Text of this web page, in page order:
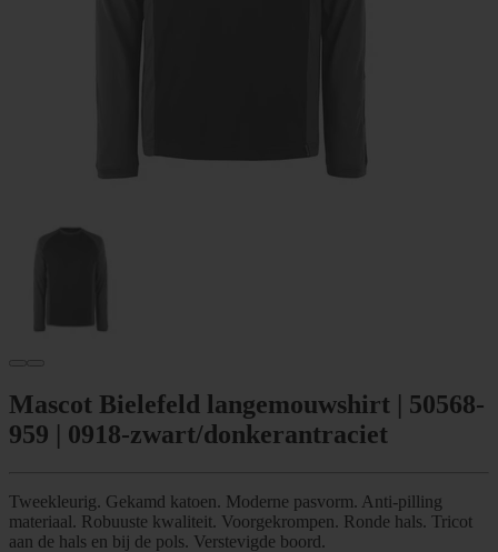
Mascot Bielefeld langemouwshirt | 50568-
959 | 0918-zwart/donkerantraciet
Tweekleurig. Gekamd katoen. Moderne pasvorm. Anti-pilling
materiaal. Robuuste kwaliteit. Voorgekrompen. Ronde hals. Tricot
aan de hals en bij de pols. Verstevigde boord.